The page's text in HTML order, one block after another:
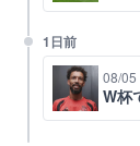
1日前
08/05
W杯